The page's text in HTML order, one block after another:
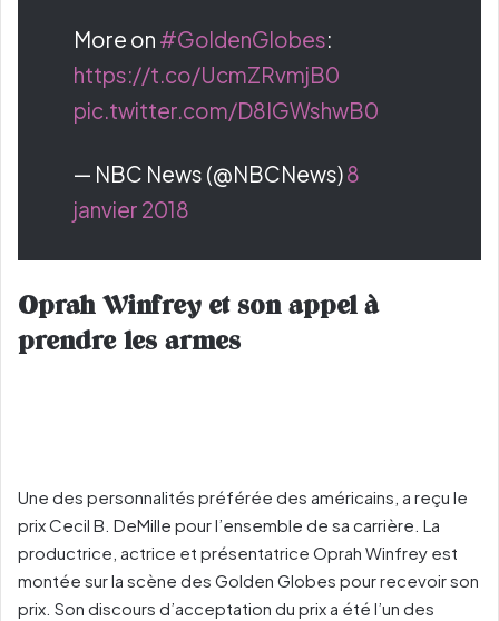
More on #GoldenGlobes:
https://t.co/UcmZRvmjB0
pic.twitter.com/D8IGWshwB0
— NBC News (@NBCNews)8
janvier 2018
Oprah Winfrey et son appel à
prendre les armes
Une des personnalités préférée des américains, a reçu le
prix Cecil B. DeMille pour l’ensemble de sa carrière. La
productrice, actrice et présentatrice Oprah Winfrey est
montée sur la scène des Golden Globes pour recevoir son
prix. Son discours d’acceptation du prix a été l’un des